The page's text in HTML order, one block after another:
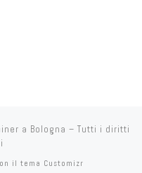
a Bologna – Tutti i diritti
il tema Customizr